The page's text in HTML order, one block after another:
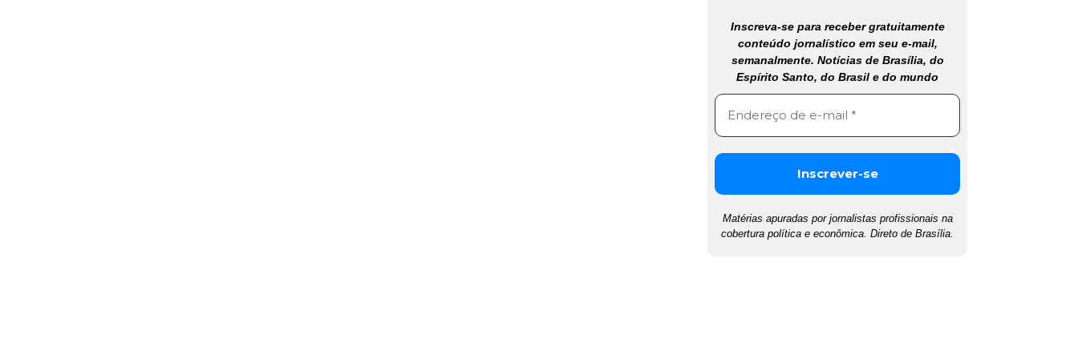
Inscreva-se para receber gratuitamente
conteúdo jornalístico em seu e-mail,
semanalmente. Notícias de Brasília, do
Espírito Santo, do Brasil e do mundo
Matérias apuradas por jornalistas profissionais na
cobertura política e econômica. Direto de Brasília.